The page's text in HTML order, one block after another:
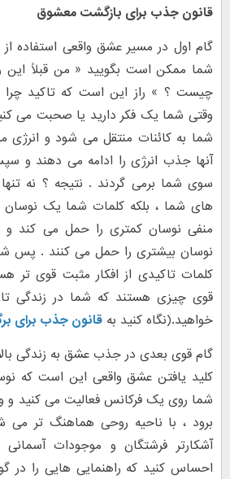
قانون جذب برای بازگشت معشوق
گام اول در مسیر عشق واقعی استفاده
شما ممکن است بگویید « من قبلاً این
چیست ؟ » راز این است که تاکید چرا
وقتی شما یک فکر دارید یا صحبت می
شما به کائنات منتقل می شود و انرژی
آنها جذب انرژی را ادامه می دهند و
سوی شما برمی گردند . نتیجه ؟ نه
های شما ، بلکه کلمات شما یک نوسان
منفی نوسان کمتری را حمل می کند و
نوسان بیشتری را حمل می کنند . پس
کلمات تاکیدی از افکار مثبت قوی تر
قوی چیزی هستند که شما در زندگی
خواهید.(نگاه کنید به قانون جذب برای
گام قوی بعدی در جذب عشق به زندگی
کلید یافتن عشق واقعی این است که
شما روی یک فرکانس فعالیت می کنید و
برود ، با ناحیه روحی هماهنگ تر می
آشکارتر فرشتگان و موجودات آسمانی
احساس کنید که راهنمایی هایی را در